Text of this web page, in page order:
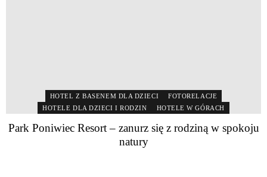
HOTEL Z BASENEM DLA DZIECI
FOTORELACJE
HOTELE DLA DZIECI I RODZIN
HOTELE W GÓRACH
Park Poniwiec Resort – zanurz się z rodziną w spokoju
natury